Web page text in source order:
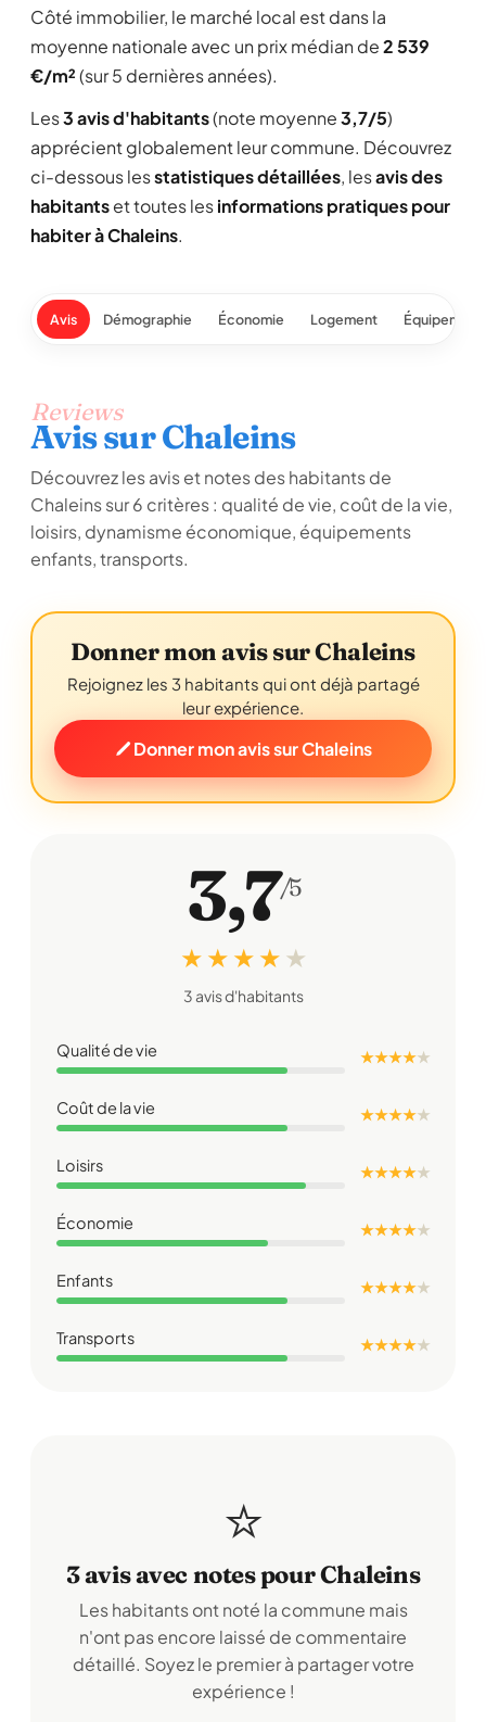
Côté immobilier, le marché local est dans la
moyenne nationale avec un prix médian de2 539
€/m²(sur 5 dernières années).
Les3 avis d'habitants(note moyenne3,7/5)
apprécient globalement leur commune. Découvrez
ci-dessous lesstatistiques détaillées, lesavis des
habitantset toutes lesinformations pratiques pour
habiter à Chaleins.
Avis Démographie Économie Logement
Reviews
Avis sur Chaleins
Découvrez les avis et notes des habitants de
Chaleins sur 6 critères : qualité de vie, coût de la vie,
loisirs, dynamisme économique, équipements
enfants, transports.
Donner mon avis sur Chaleins
Rejoignez les 3 habitants qui ont déjà partagé
leur expérience.
Donner mon avis sur Chaleins
3,7/5
★ ★ ★ ★ ★
3 avis d'habitants
Qualité de vie ★ ★ ★ ★★
Coût de la vie ★ ★ ★ ★★
Loisirs ★ ★ ★ ★★
Économie ★ ★ ★ ★★
Enfants ★ ★ ★ ★★
Transports ★ ★ ★ ★★
⭐
3 avis avec notes pour Chaleins
Les habitants ont noté la commune mais
n'ont pas encore laissé de commentaire
détaillé. Soyez le premier à partager votre
expérience !